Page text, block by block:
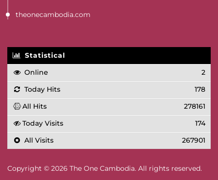
theonecambodia.com
Statistical
Online
2
Today Hits
178
All Hits
278161
Today Visits
174
All Visits
267901
Copyright © 2026 The One Cambodia. All rights reserved.